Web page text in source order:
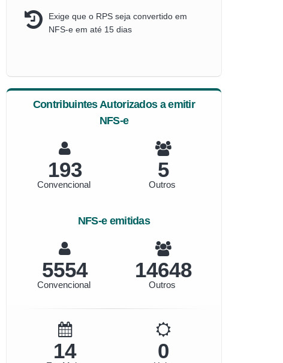
Exige que o RPS seja convertido em
NFS-e em até 15 dias
Contribuintes Autorizados a emitir
NFS-e
193
Convencional
5
Outros
NFS-e emitidas
6479
Convencional
17089
Outros
16 0